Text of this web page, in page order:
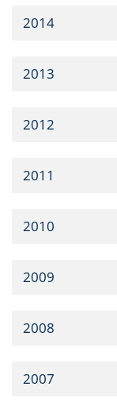
2014
2013
2012
2011
2010
2009
2008
2007